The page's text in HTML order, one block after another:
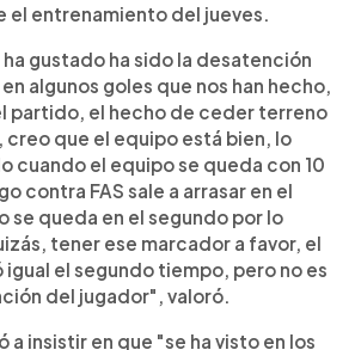
el entrenamiento del jueves.
gustado ha sido la desatención
algunos goles que nos han hecho,
partido, el hecho de ceder terreno
creo que el equipo está bien, lo
cuando el equipo se queda con 10
contra FAS sale a arrasar en el
se queda en el segundo por lo
tener ese marcador a favor, el
el segundo tiempo, pero no es
del jugador", valoró.
a insistir en que "se ha visto en los